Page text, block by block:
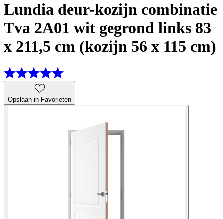
Lundia deur-kozijn combinatie
Tva 2A01 wit gegrond links 83
x 211,5 cm (kozijn 56 x 115 cm)
Opslaan in Favorieten